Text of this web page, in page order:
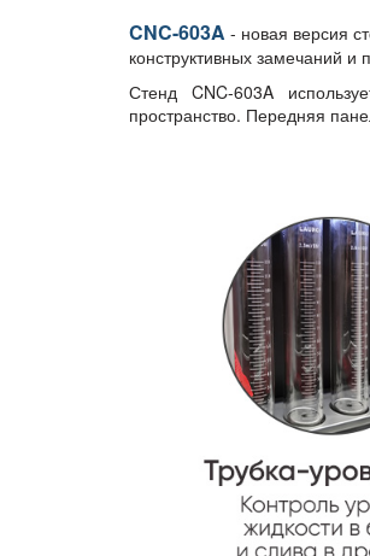
CNC-603A - новая версия
конструктивных замечаний и
Стенд CNC-603A
пространство. Передняя